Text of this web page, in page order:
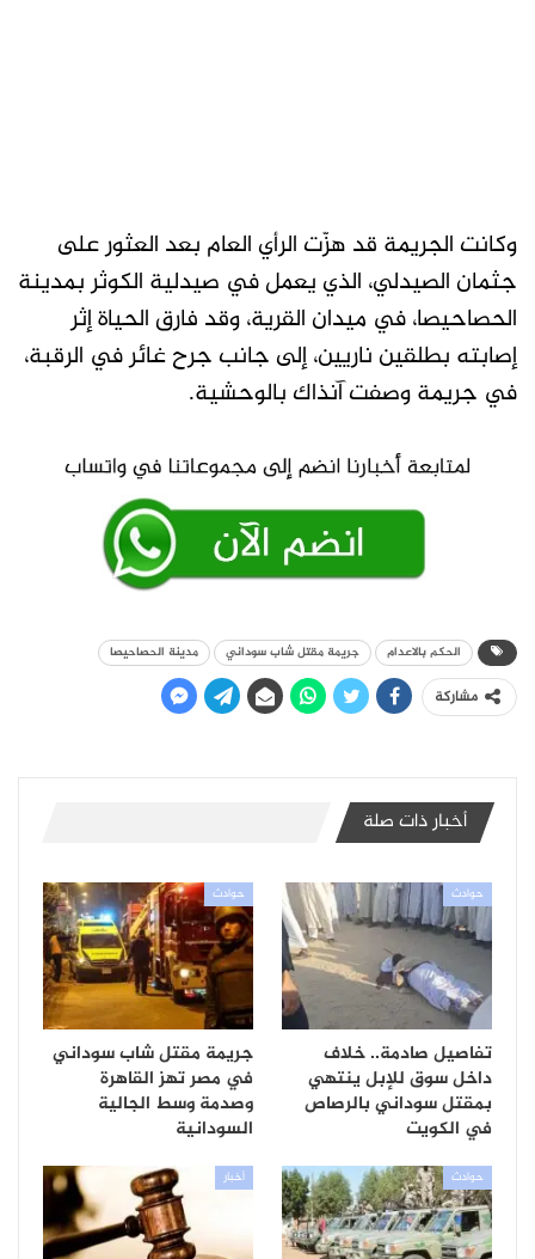
وكانت الجريمة قد هزّت الرأي العام بعد العثور على
جثمان الصيدلي، الذي يعمل في صيدلية الكوثر بمدينة
الحصاحيصا، في ميدان القرية، وقد فارق الحياة إثر
إصابته بطلقين ناريين، إلى جانب جرح غائر في الرقبة،
في جريمة وصفت آنذاك بالوحشية.
الحكم بالاعدام جريمة مقتل شاب سوداني مدينة الحصاحيصا
مشاركة
أخبار ذات صلة
حوادث
تفاصيل صادمة.. خلاف
داخل سوق للإبل ينتهي
بمقتل سوداني بالرصاص
في الكويت
حوادث
جريمة مقتل شاب سوداني
في مصر تهز القاهرة
وصدمة وسط الجالية
السودانية
حوادث أخبار